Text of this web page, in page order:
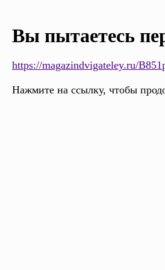
Вы пытаетесь
https://magazindvigateley.ru/
Нажмите на ссылку, чтобы